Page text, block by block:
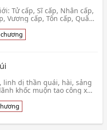
Tử cấp, Sĩ cấp, Nhân cấp,
Vương cấp, Tôn cấp, Quân
thêm một chút sắc, Mị Ảnh
hài
linh dị thần quái, hài, sảng
khốc muộn tao công x